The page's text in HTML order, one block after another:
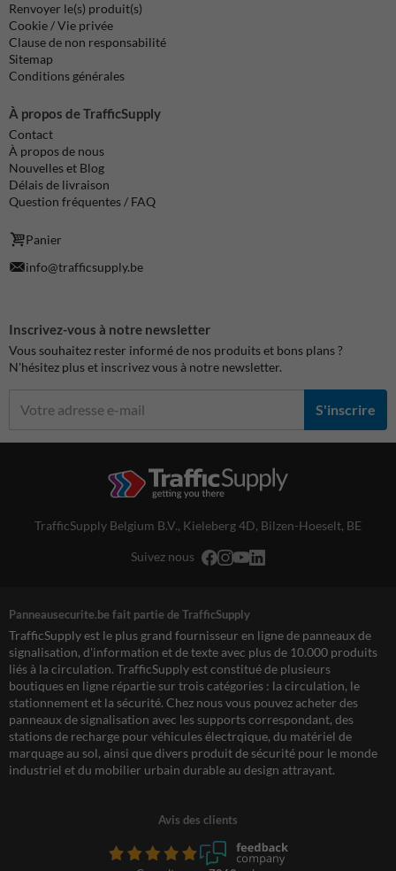
Renvoyer le(s) produit(s)
Cookie / Vie privée
Clause de non responsabilité
Sitemap
Conditions générales
À propos de TrafficSupply
Contact
À propos de nous
Nouvelles et Blog
Délais de livraison
Question fréquentes / FAQ
Panier
info@trafficsupply.be
Inscrivez-vous à notre newsletter
Vous souhaitez rester informé de nos produits et bons plans ?
N'hésitez plus et inscrivez vous à notre newsletter.
S'inscrire
TrafficSupply Belgium B.V., Kieleberg 4D, Bilzen-Hoeselt, BE
Suivez nous
Panneausecurite.be fait partie de TrafficSupply
TrafficSupply est le plus grand fournisseur en ligne de panneaux de
signalisation, d'information et de texte avec plus de 10.000 produits
liés à la circulation. TrafficSupply est constitué de plusieurs
boutiques en ligne répartie sur trois catégories : la circulation, le
stationnement et la sécurité. Chez nous vous pouvez acheter des
panneaux de signalisation avec les supports correspondant, des
stations de recharge pour véhicules électrqique, du matériel de
marquage au sol, ainsi que divers produit de sécurité pour le monde
industriel et du mobilier urbain durable au design attrayant.
Avis des clients